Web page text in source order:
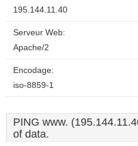
195.144.11.40
Serveur Web:
Apache/2
Encodage:
iso-8859-1
PING www.
of data.